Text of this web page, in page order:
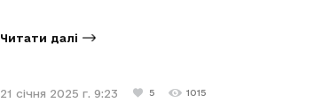
Читати далі
21 січня 2025 г. 9:23 5 1015